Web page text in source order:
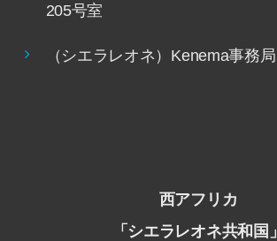
205号室
（シエラレオネ）Kenema事務局
西アフリカ
「シエラレオネ共和国」